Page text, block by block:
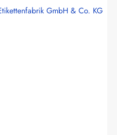
GmbH & Co. KG